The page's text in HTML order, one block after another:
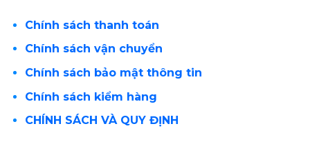
Chính sách thanh toán
Chính sách vận chuyển
Chính sách bảo mật thông tin
Chính sách kiểm hàng
CHÍNH SÁCH VÀ QUY ĐỊNH